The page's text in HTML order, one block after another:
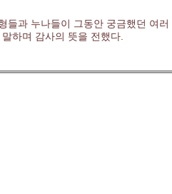
들과 누나들이 그동안 궁금했던 여
하며 감사의 뜻을 전했다.